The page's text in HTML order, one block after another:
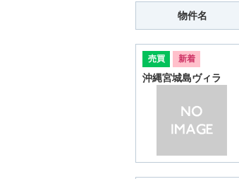
物件名
売買 新着
沖縄宮城島ヴィラ